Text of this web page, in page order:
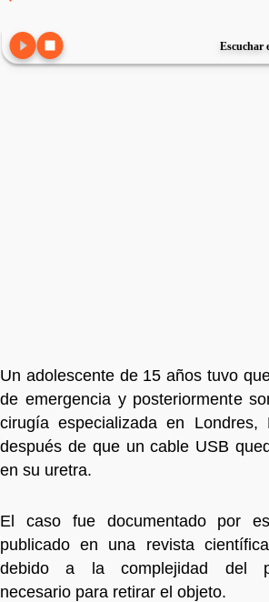
Escuchar
Un adolescente de 15 años tuvo
de emergencia y posteriormente
cirugía especializada en Londres,
después de que un cable USB
en su uretra.
El caso fue documentado por
publicado en una revista
debido a la complejidad del
necesario para retirar el objeto.